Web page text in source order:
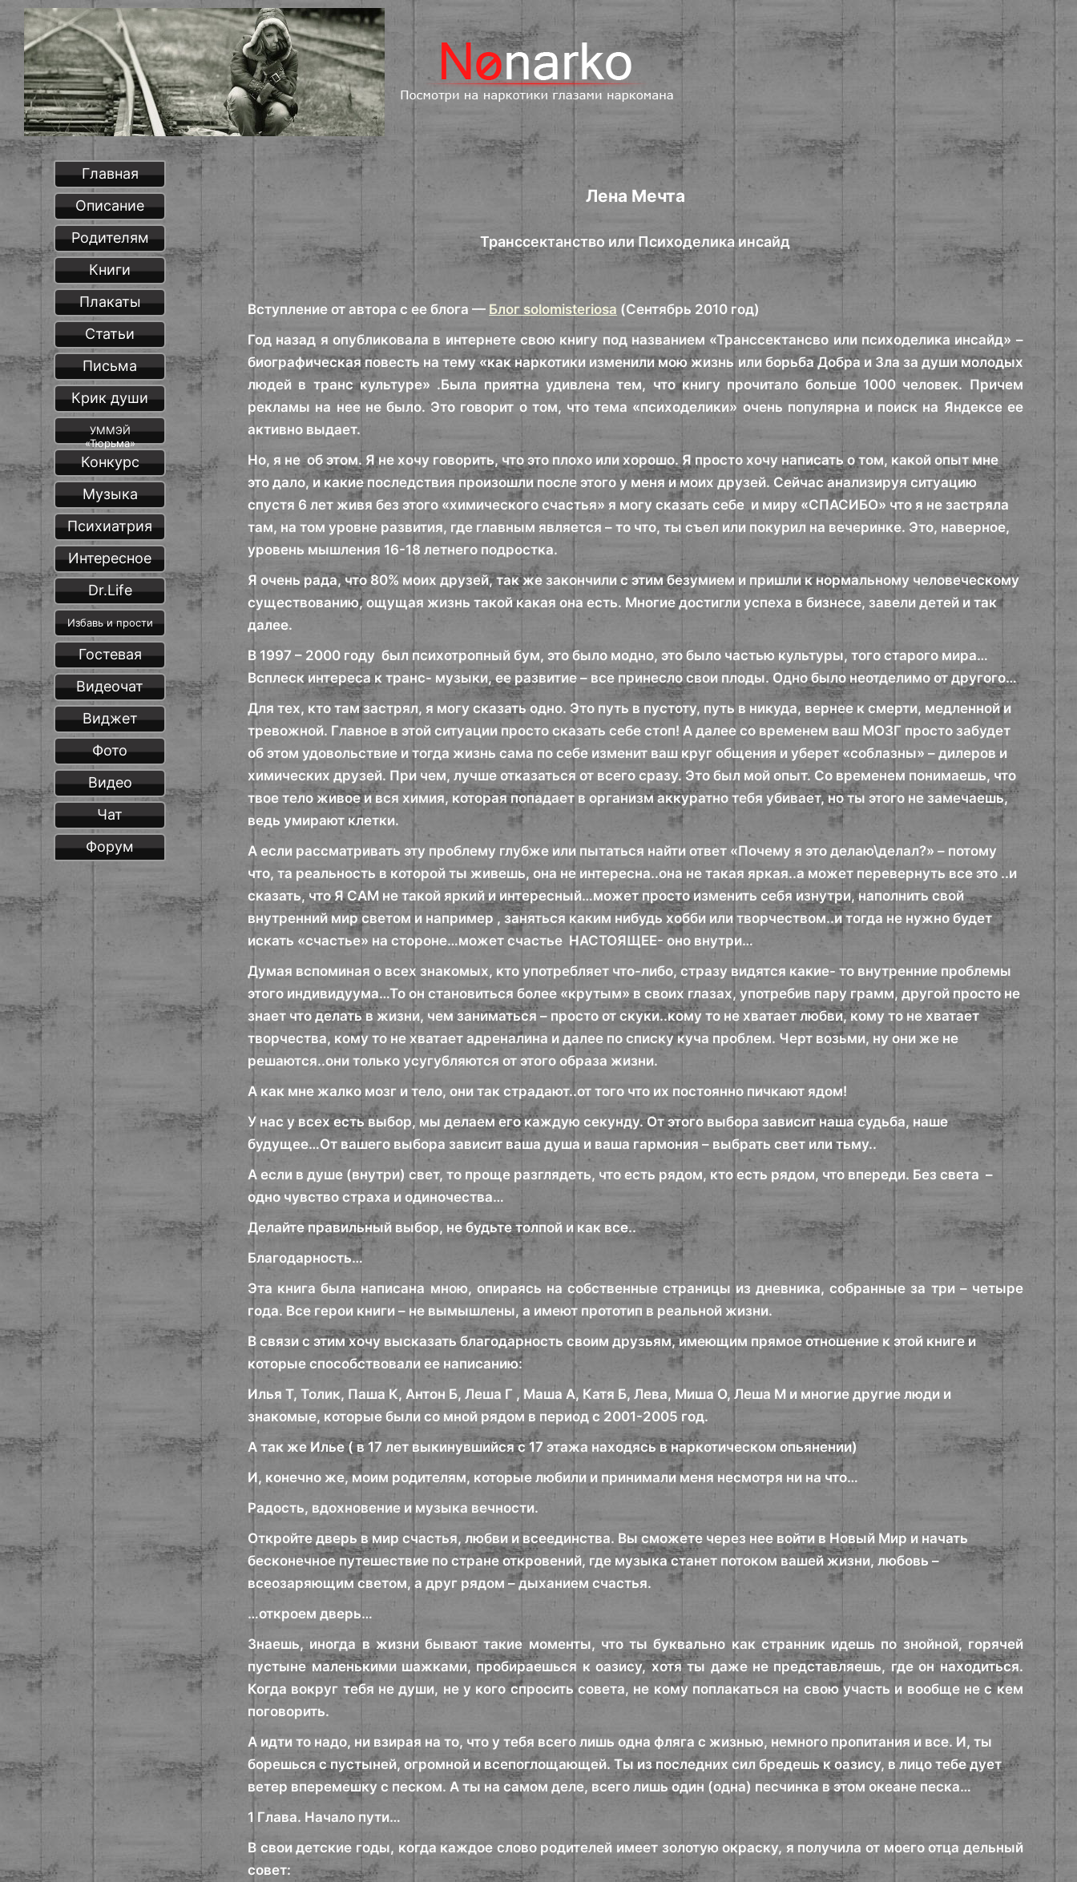
Лена Мечта
Транссектанство или Психоделика инсайд
Вступление от автора с ее блога — Блог solomisteriosa (Сентябрь 2010 год)
Год назад я опубликовала в интернете свою книгу под названием «Транссектансво или психоделика инсайд» –
биографическая повесть на тему «как наркотики изменили мою жизнь или борьба Добра и Зла за души молодых
людей в транс культуре» .Была приятна удивлена тем, что книгу прочитало больше 1000 человек. Причем
рекламы на нее не было. Это говорит о том, что тема «психоделики» очень популярна и поиск на Яндексе ее
активно выдает.
Но, я не об этом. Я не хочу говорить, что это плохо или хорошо. Я просто хочу написать о том, какой опыт мне
это дало, и какие последствия произошли после этого у меня и моих друзей. Сейчас анализируя ситуацию
спустя 6 лет живя без этого «химического счастья» я могу сказать себе и миру «СПАСИБО» что я не застряла
там, на том уровне развития, где главным является – то что, ты съел или покурил на вечеринке. Это, наверное,
уровень мышления 16-18 летнего подростка.
Я очень рада, что 80% моих друзей, так же закончили с этим безумием и пришли к нормальному человеческому
существованию, ощущая жизнь такой какая она есть. Многие достигли успеха в бизнесе, завели детей и так
далее.
В 1997 – 2000 году был психотропный бум, это было модно, это было частью культуры, того старого мира…
Всплеск интереса к транс- музыки, ее развитие – все принесло свои плоды. Одно было неотделимо от другого…
Для тех, кто там застрял, я могу сказать одно. Это путь в пустоту, путь в никуда, вернее к смерти, медленной и
тревожной. Главное в этой ситуации просто сказать себе стоп! А далее со временем ваш МОЗГ просто забудет
об этом удовольствие и тогда жизнь сама по себе изменит ваш круг общения и уберет «соблазны» – дилеров и
химических друзей. При чем, лучше отказаться от всего сразу. Это был мой опыт. Со временем понимаешь, что
твое тело живое и вся химия, которая попадает в организм аккуратно тебя убивает, но ты этого не замечаешь,
ведь умирают клетки.
А если рассматривать эту проблему глубже или пытаться найти ответ «Почему я это делаю\делал?» – потому
что, та реальность в которой ты живешь, она не интересна..она не такая яркая..а может перевернуть все это ..и
сказать, что Я САМ не такой яркий и интересный…может просто изменить себя изнутри, наполнить свой
внутренний мир светом и например , заняться каким нибудь хобби или творчеством..и тогда не нужно будет
искать «счастье» на стороне…может счастье НАСТОЯЩЕЕ- оно внутри…
Думая вспоминая о всех знакомых, кто употребляет что-либо, стразу видятся какие- то внутренние проблемы
этого индивидуума…То он становиться более «крутым» в своих глазах, употребив пару грамм, другой просто не
знает что делать в жизни, чем заниматься – просто от скуки..кому то не хватает любви, кому то не хватает
творчества, кому то не хватает адреналина и далее по списку куча проблем. Черт возьми, ну они же не
решаются..они только усугубляются от этого образа жизни.
А как мне жалко мозг и тело, они так страдают..от того что их постоянно пичкают ядом!
У нас у всех есть выбор, мы делаем его каждую секунду. От этого выбора зависит наша судьба, наше
будущее…От вашего выбора зависит ваша душа и ваша гармония – выбрать свет или тьму..
А если в душе (внутри) свет, то проще разглядеть, что есть рядом, кто есть рядом, что впереди. Без света –
одно чувство страха и одиночества…
Делайте правильный выбор, не будьте толпой и как все..
Благодарность…
Эта книга была написана мною, опираясь на собственные страницы из дневника, собранные за три – четыре
года. Все герои книги – не вымышлены, а имеют прототип в реальной жизни.
В связи с этим хочу высказать благодарность своим друзьям, имеющим прямое отношение к этой книге и
которые способствовали ее написанию:
Илья Т, Толик, Паша К, Антон Б, Леша Г , Маша А, Катя Б, Лева, Миша О, Леша М и многие другие люди и
знакомые, которые были со мной рядом в период с 2001-2005 год.
А так же Илье ( в 17 лет выкинувшийся с 17 этажа находясь в наркотическом опьянении)
И, конечно же, моим родителям, которые любили и принимали меня несмотря ни на что…
Радость, вдохновение и музыка вечности.
Откройте дверь в мир счастья, любви и всеединства. Вы сможете через нее войти в Новый Мир и начать
бесконечное путешествие по стране откровений, где музыка станет потоком вашей жизни, любовь –
всеозаряющим светом, а друг рядом – дыханием счастья.
…откроем дверь…
Знаешь, иногда в жизни бывают такие моменты, что ты буквально как странник идешь по знойной, горячей
пустыне маленькими шажками, пробираешься к оазису, хотя ты даже не представляешь, где он находиться.
Когда вокруг тебя не души, не у кого спросить совета, не кому поплакаться на свою участь и вообще не с кем
поговорить.
А идти то надо, ни взирая на то, что у тебя всего лишь одна фляга с жизнью, немного пропитания и все. И, ты
борешься с пустыней, огромной и всепоглощающей. Ты из последних сил бредешь к оазису, в лицо тебе дует
ветер вперемешку с песком. А ты на самом деле, всего лишь один (одна) песчинка в этом океане песка…
1 Глава. Начало пути…
В свои детские годы, когда каждое слово родителей имеет золотую окраску, я получила от моего отца дельный
совет:
Главная
Описание
Родителям
Книги
Плакаты
Статьи
Письма
Крик души
УММЭЙ
«Тюрьма»
Конкурс
Музыка
Психиатрия
Интересное
Dr.Life
Избавь и прости
Гостевая
Видеочат
Виджет
Фото
Видео
Чат
Форум